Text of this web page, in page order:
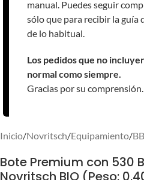
manual. Puedes seguir
sólo que para recibir la guía
de lo habitual.
Los pedidos que no
normal como siempre.
Gracias por su comprensión.
Ver video
Inicio/Novritsch/Equipamiento/
Bote Premium con 530
Novritsch BIO (Peso: